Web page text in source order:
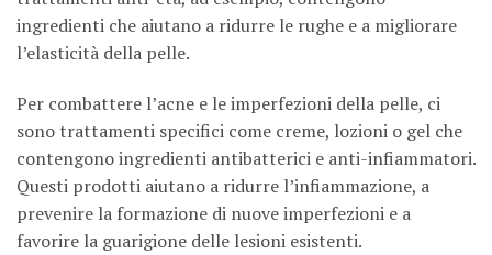
ingredienti che aiutano a ridurre le rughe e a migliorare
l’elasticità della pelle.
Per combattere l’acne e le imperfezioni della pelle, ci
sono trattamenti specifici come creme, lozioni o gel che
contengono ingredienti antibatterici e anti-infiammatori.
Questi prodotti aiutano a ridurre l’infiammazione, a
prevenire la formazione di nuove imperfezioni e a
favorire la guarigione delle lesioni esistenti.